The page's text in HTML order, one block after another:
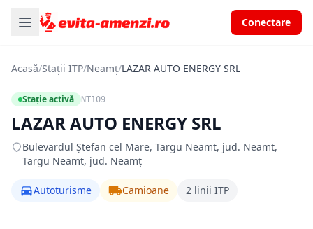
Conectare
Acasă/Stații ITP/Neamț/LAZAR AUTO ENERGY SRL
Stație activă NT109
LAZAR AUTO ENERGY SRL
Bulevardul Ștefan cel Mare, Targu Neamt, jud. Neamt,
Targu Neamt, jud. Neamț
Autoturisme Camioane 2 linii ITP